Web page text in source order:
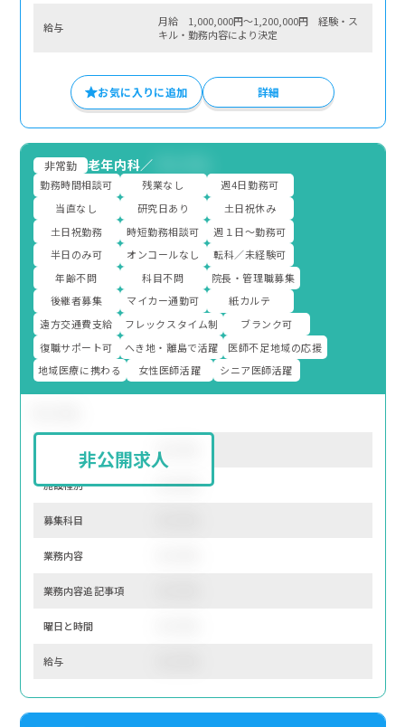
給与
月給 1,000,000円～1,200,000円 経験・ス
キル・勤務内容により決定
お気に入りに追加 詳細
非常勤 老年内科／
勤務時間相談可 残業なし
週4日勤務可
当直なし
研究日あり
土日祝休み
土日祝勤務
時短勤務相談可
週１日～勤務可
半日のみ可
オンコールなし
転科／未経験可
年齢不問
科目不問
院長・管理職募集
後継者募集
マイカー通勤可
紙カルテ
遠方交通費支給
フレックスタイム制
ブランク可
復職サポート可
へき地・離島で活躍
医師不足地域の応援
地域医療に携わる
女性医師活躍 シニア医師活躍
非公開求人サンプル
施設種別 サンプル
募集科⽬
業務内容
業務内容追記事項
曜⽇と時間
給与